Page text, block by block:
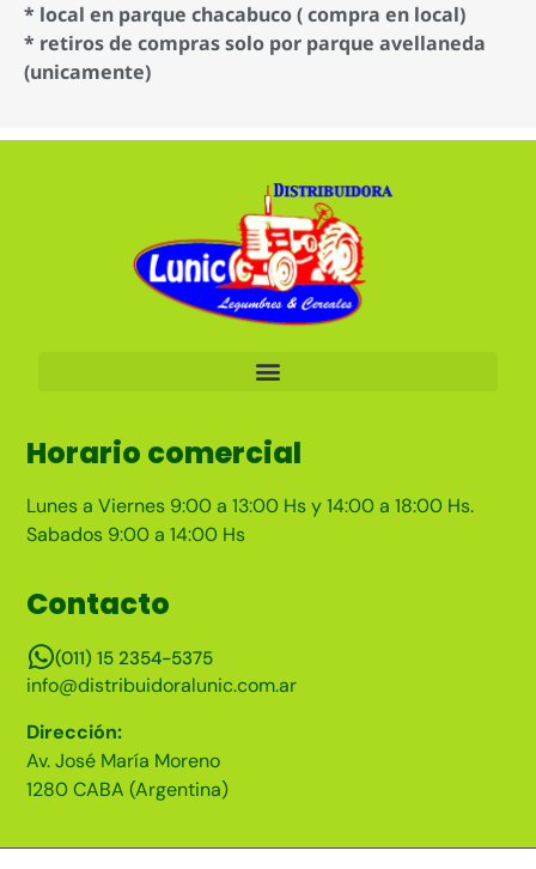
* local en parque chacabuco ( compra en local)
* retiros de compras solo por parque avellaneda
(unicamente)
Horario comercial
Lunes a Viernes 9:00 a 13:00 Hs y 14:00 a 18:00 Hs.
Sabados 9:00 a 14:00 Hs
Contacto
(011) 15 2354-5375
info@distribuidoralunic.com.ar
Dirección:
Av. José María Moreno
1280 CABA (Argentina)